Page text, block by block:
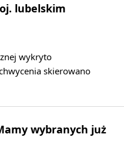
lubelskim
wykryto
skierowano
wybranych już